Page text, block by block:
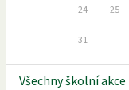
24 25
31
Všechny školní akce